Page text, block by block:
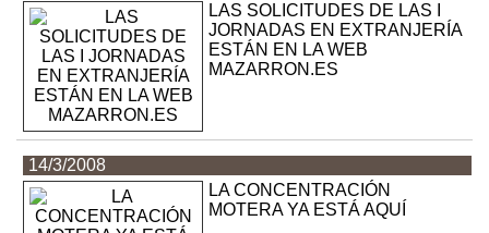
LAS SOLICITUDES DE LAS I
JORNADAS EN EXTRANJERÍA
ESTÁN EN LA WEB
MAZARRON.ES
14/3/2008
LA CONCENTRACIÓN
MOTERA YA ESTÁ AQUÍ